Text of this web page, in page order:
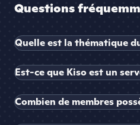
Questions
Quelle est la thématique
Est-ce que Kiso est un
Combien de membres